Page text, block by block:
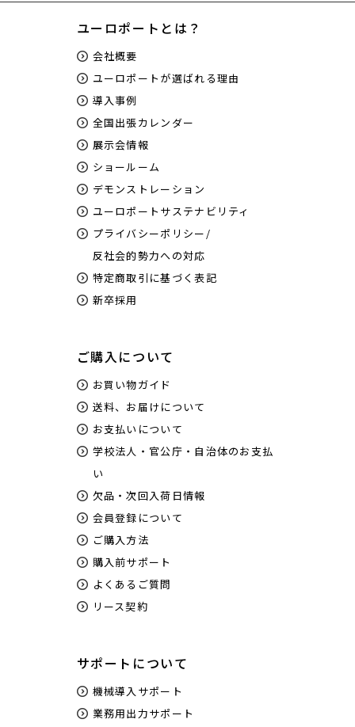
ユーロポートとは？
会社概要
ユーロポートが選ばれる理由
導入事例
全国出張カレンダー
展示会情報
ショールーム
デモンストレーション
ユーロポートサステナビリティ
プライバシーポリシー/
反社会的勢力への対応
特定商取引に基づく表記
新卒採用
ご購入について
お買い物ガイド
送料、お届けについて
お支払いについて
学校法人・官公庁・自治体のお支払
い
欠品・次回入荷日情報
会員登録について
ご購入方法
購入前サポート
よくあるご質問
リース契約
サポートについて
機械導入サポート
業務用出力サポート